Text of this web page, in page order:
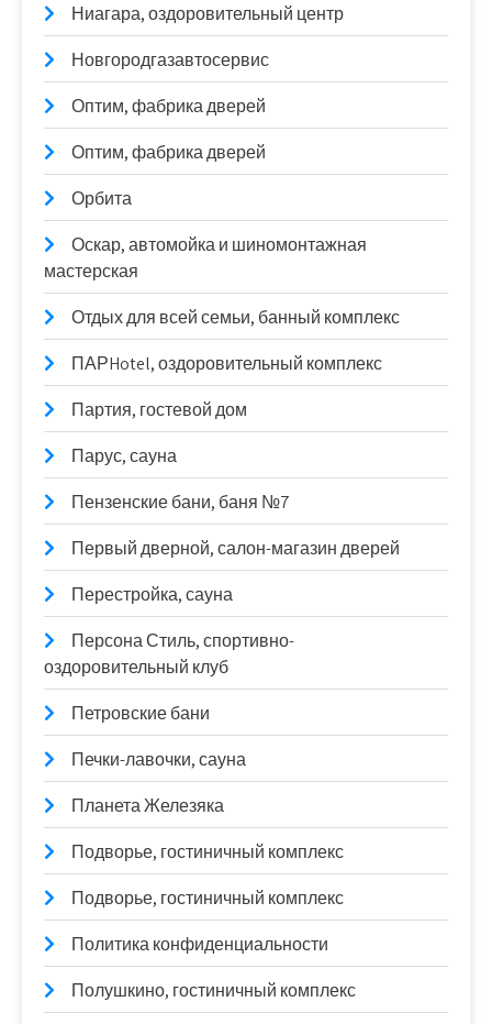
Ниагара, оздоровительный центр
Новгородгазавтосервис
Оптим, фабрика дверей
Оптим, фабрика дверей
Орбита
Оскар, автомойка и шиномонтажная
мастерская
Отдых для всей семьи, банный комплекс
ПАРHotel, оздоровительный комплекс
Партия, гостевой дом
Парус, сауна
Пензенские бани, баня №7
Первый дверной, салон-магазин дверей
Перестройка, сауна
Персона Стиль, спортивно-
оздоровительный клуб
Петровские бани
Печки-лавочки, сауна
Планета Железяка
Подворье, гостиничный комплекс
Подворье, гостиничный комплекс
Политика конфиденциальности
Полушкино, гостиничный комплекс